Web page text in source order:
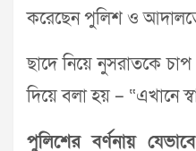
করেছেন পুলিশ ও
ছাদে নিয়ে নুসরাতকে
দিয়ে বলা হয় – “এখানে
পুলিশের বর্ণনায়